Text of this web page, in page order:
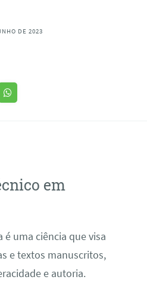
DE 2023
em
é uma ciência que visa
e textos manuscritos,
e autoria.